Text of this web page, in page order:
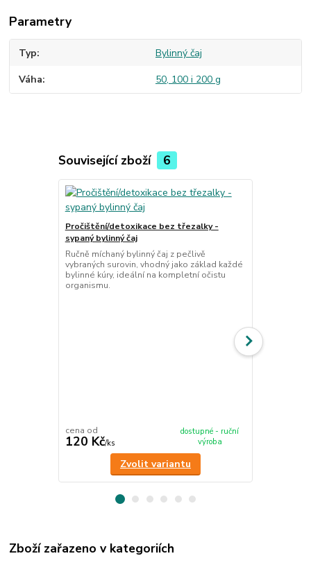
Parametry
Typ Bylinný čaj
Váha 50, 100 i 200 g
Související zboží 6
Pročištění/detoxikace bez třezalky -
sypaný bylinný čaj
Ručně míchaný bylinný čaj z pečlivě
vybraných surovin, vhodný jako základ každé
bylinné kúry, ideální na kompletní očistu
organismu.
cena od
120 Kč/ks
dostupné - ruční
výroba
Zvolit variantu
Zboží zařazeno v kategoriích